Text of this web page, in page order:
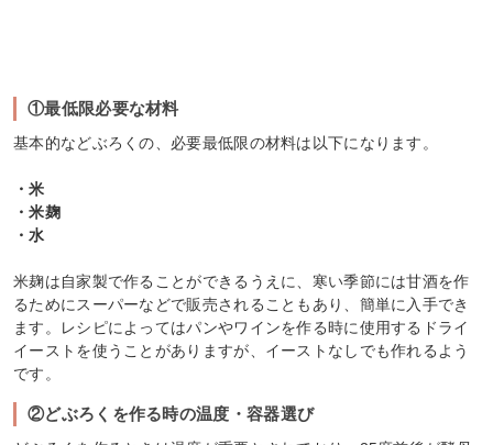
①最低限必要な材料
基本的などぶろくの、必要最低限の材料は以下になります。
・米
・米麹
・水
米麹は自家製で作ることができるうえに、寒い季節には甘酒を作
るためにスーパーなどで販売されることもあり、簡単に入手でき
ます。レシピによってはパンやワインを作る時に使用するドライ
イーストを使うことがありますが、イーストなしでも作れるよう
です。
②どぶろくを作る時の温度・容器選び